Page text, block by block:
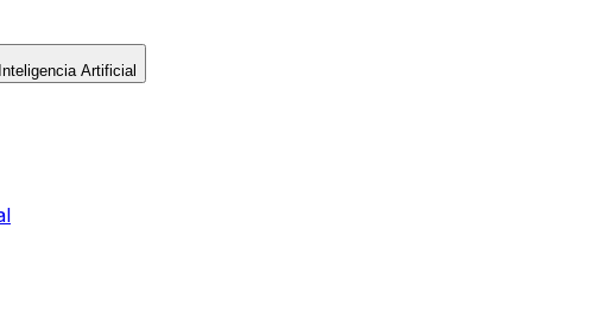
Artificial